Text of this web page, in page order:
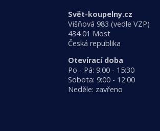
Svět-koupelny.cz
Višňová 983 (vedle VZP)
434 01 Most
Česká republika
Otevírací doba
Po - Pá: 9:00 - 15:30
Sobota: 9:00 - 12:00
Neděle: zavřeno